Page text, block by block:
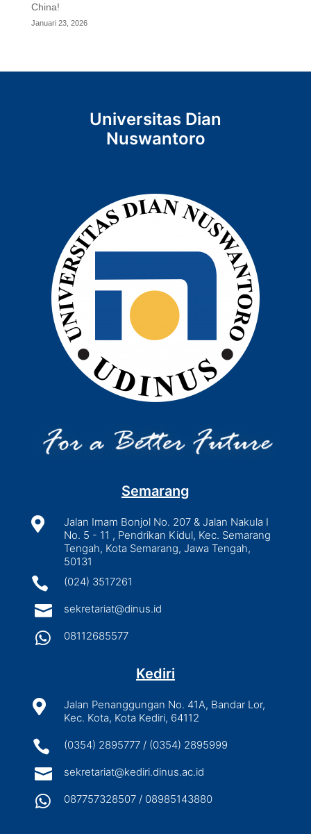
China!
Januari 23, 2026
Universitas Dian
Nuswantoro
Semarang

Jalan Imam Bonjol No. 207 & Jalan Nakula I
No. 5 - 11 , Pendrikan Kidul, Kec. Semarang
Tengah, Kota Semarang, Jawa Tengah,
50131
 (024) 3517261
 sekretariat@dinus.id
 08112685577
Kediri

Jalan Penanggungan No. 41A, Bandar Lor,
Kec. Kota, Kota Kediri, 64112
 (0354) 2895777 / (0354) 2895999
 sekretariat@kediri.dinus.ac.id
 087757328507 / 08985143880